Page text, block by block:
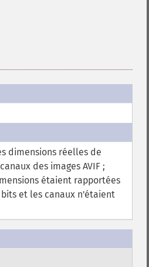
dimensions réelles de
des images AVIF ;
étaient rapportées
et les canaux n'étaient